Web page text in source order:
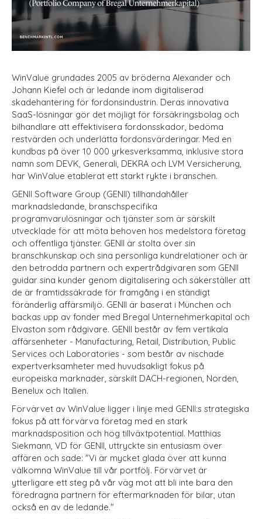
WinValue grundades 2005 av bröderna Alexander och
Johann Kiefel och är ledande inom digitaliserad
skadehantering för fordonsindustrin. Deras innovativa
SaaS-lösningar gör det möjligt för försäkringsbolag och
bilhandlare att effektivisera fordonsskador, bedöma
restvärden och underlätta fordonsvärderingar. Med en
kundbas på över 10 000 yrkesverksamma, inklusive stora
namn som DEVK, Generali, DEKRA och LVM Versicherung,
har WinValue etablerat ett starkt rykte i branschen.
GENII Software Group (GENII) tillhandahåller
marknadsledande, branschspecifika
programvarulösningar och tjänster som är särskilt
utvecklade för att möta behoven hos medelstora företag
och offentliga tjänster. GENII är stolta över sin
branschkunskap och sina personliga kundrelationer och är
den betrodda partnern och expertrådgivaren som GENII
guidar sina kunder genom digitalisering och säkerställer att
de är framtidssäkrade för framgång i en ständigt
föränderlig affärsmiljö. GENII är baserat i München och
backas upp av fonder med Bregal Unternehmerkapital och
Elvaston som rådgivare. GENII består av fem vertikala
affärsenheter - Manufacturing, Retail, Distribution, Public
Services och Laboratories - som består av nischade
expertverksamheter med huvudsakligt fokus på
europeiska marknader, särskilt DACH-regionen, Norden,
Benelux och Italien.
Förvärvet av WinValue ligger i linje med GENII:s strategiska
fokus på att förvärva företag med en stark
marknadsposition och hög tillväxtpotential. Matthias
Siekmann, VD för GENII, uttryckte sin entusiasm över
affären och sade: "Vi är mycket glada över att kunna
välkomna WinValue till vår portfölj. Förvärvet är
ytterligare ett steg på vår väg mot att bli inte bara den
föredragna partnern för eftermarknaden för bilar, utan
också en av de ledande."